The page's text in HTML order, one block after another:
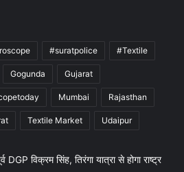
#suratpolice #Textile
Gogunda Gujarat
Mumbai Rajasthan
Textile Market Udaipur
विक्रम सिंह, तिरंगा यात्रा से होगा राष्ट्र